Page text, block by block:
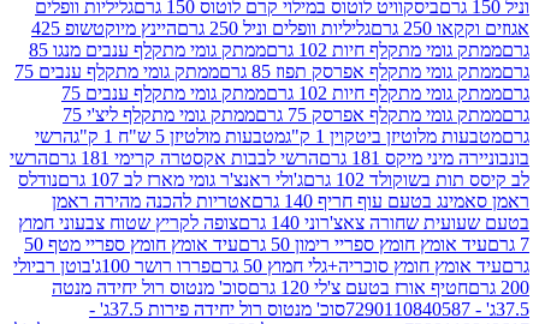
ביסקוויט לוטוס במילוי קרם לוטוס 150 גרם
גליליות וופלים
גרם
גליליות וופלים וניל 250 גרם
היינץ מיוקטשופ 425
מתקלף חיות 102 גרם
ממתק גומי מתקלף ענבים מנגו 85
מתקלף אפרסק תפוז 85 גרם
ממתק גומי מתקלף ענבים 75
מתקלף חיות 102 גרם
ממתק גומי מתקלף ענבים 75
מתקלף אפרסק 75 גרם
ממתק גומי מתקלף ליצ'י 75
ביטקוין 1 ק"ג
מטבעות מולטיזן 5 ש"ח 1 ק"ג
הרשי
מיקס 181 גרם
הרשי לבבות אקסטרה קרימי 181 גרם
הרשי
102 גרם
ג'ולי ראנצ'ר גומי מארז לב 107 גרם
נודלס
עוף חריף 140 גרם
אטריות להכנה מהירה ראמן
שחורה צאצ'רוני 140 גרם
צופה לקריץ שטוח צבעוני חמוץ
חומץ ספריי רימון 50 גרם
עיד אומץ חומץ ספריי מטף 50
חומץ סוכריה+גלי חמוץ 50 גרם
פררו רושר 100ג'
בוטן רביולי
אורז בטעם צ'לי 120 גרם
סוכ' מנטוס רול יחידה מנטה
סוכ' מנטוס רול יחידה פירות 37.5ג' -